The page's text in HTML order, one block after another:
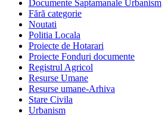
Documente Saptamanale Urbanism
Fără categorie
Noutati
Politia Locala
Proiecte de Hotarari
Proiecte Fonduri documente
Registrul Agricol
Resurse Umane
Resurse umane-Arhiva
Stare Civila
Urbanism